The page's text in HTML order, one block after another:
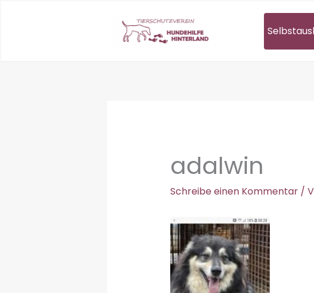
adalwin
Schreibe einen Kommentar /